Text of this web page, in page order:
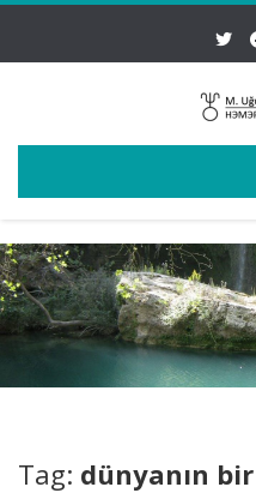
Tag: dünyanın